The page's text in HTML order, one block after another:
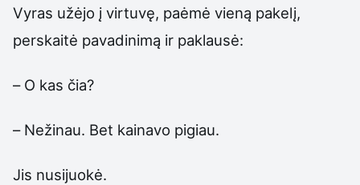
Vyras užėjo į virtuvę, paėmė vieną pakelį,
perskaitė pavadinimą ir paklausė:
– O kas čia?
– Nežinau. Bet kainavo pigiau.
Jis nusijuokė.